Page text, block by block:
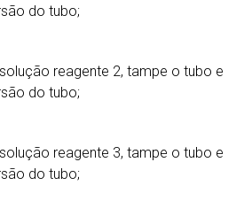
do tubo;
reagente 2, tampe o tubo e
do tubo;
reagente 3, tampe o tubo e
do tubo;